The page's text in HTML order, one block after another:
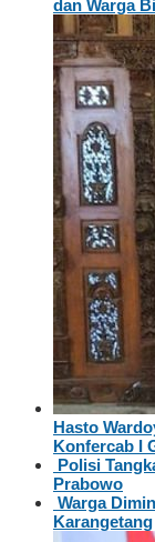
dan Warga
Hasto
Konfercab I
Polisi
Prabowo
Warga
Karangetang